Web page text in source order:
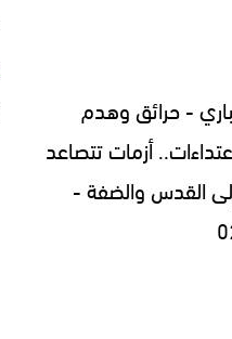
- حرائق وهدم
أزمات تتصاعد
القدس والضفة -